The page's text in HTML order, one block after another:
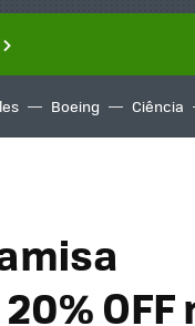
Boeing Ciência
OFF